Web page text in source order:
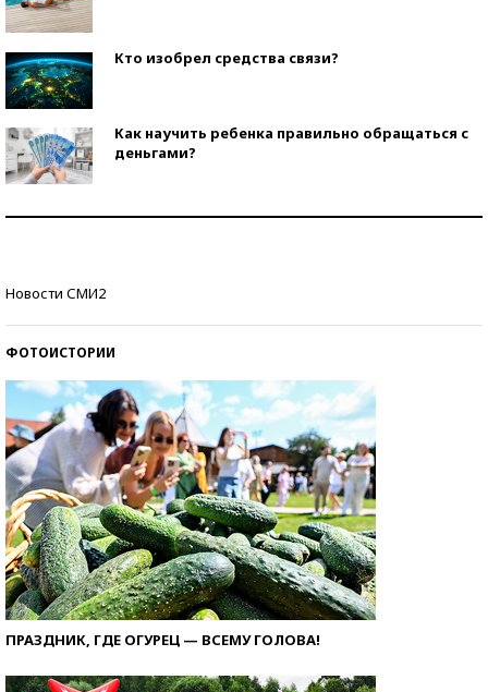
Кто изобрел средства связи?
Как научить ребенка правильно обращаться с
деньгами?
Новости СМИ2
ФОТОИСТОРИИ
ПРАЗДНИК, ГДЕ ОГУРЕЦ — ВСЕМУ ГОЛОВА!